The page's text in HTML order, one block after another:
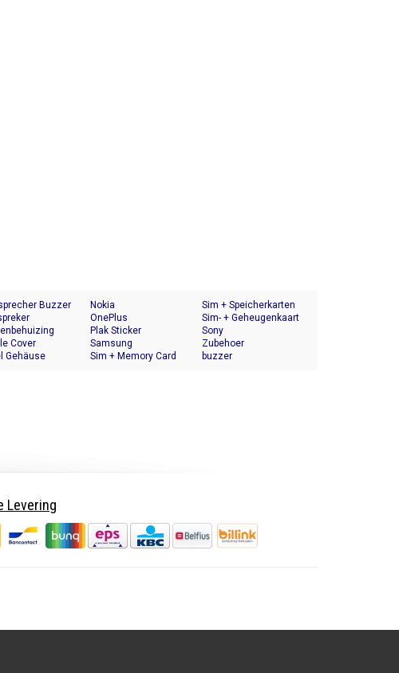
Buzzer
Cover
Gehäuse
Nokia
OnePlus
Plak Sticker
Samsung
Sim + Memory Card
Sim + Speicherkarten
Halter
Sim- + Geheugenkaart
Houder
Sony
Zubehoer
buzzer
Levering